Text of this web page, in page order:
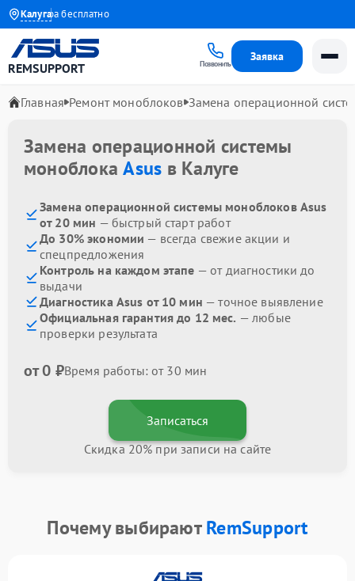
Калуга
мастера бесплатно
REMSUPPORT Позвонить
Заявка
Главная Ремонт моноблоков Замена операционной
Замена операционной системы
моноблокаAsus в Калуге
Замена операционной системы моноблоков Asus
от 20 мин — быстрый старт работ
До 30% экономии — всегда свежие акции и
спецпредложения
Контроль на каждом этапе — от диагностики до
выдачи
Диагностика Asus от 10 мин — точное выявление
Официальная гарантия до 12 мес. — любые
проверки результата
от 0 ₽Время работы: от 30 мин
Записаться
Скидка 20% при записи на сайте
Почему выбираютRemSupport